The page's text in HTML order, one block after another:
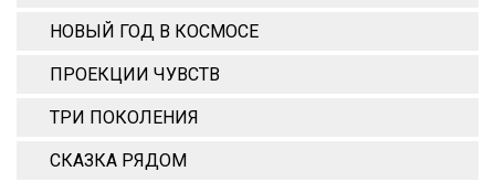
НОВЫЙ ГОД В КОСМОСЕ
ПРОЕКЦИИ ЧУВСТВ
ТРИ ПОКОЛЕНИЯ
СКАЗКА РЯДОМ